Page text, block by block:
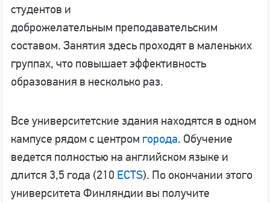
студентов и
доброжелательным преподавательским
составом. Занятия здесь проходят в маленьких
группах, что повышает эффективность
образования в несколько раз.
Все университетские здания находятся в одном
кампусе рядом с центром города. Обучение
ведется полностью на английском языке и
длится 3,5 года (210 ECTS). По окончании этого
университета Финляндии вы получите